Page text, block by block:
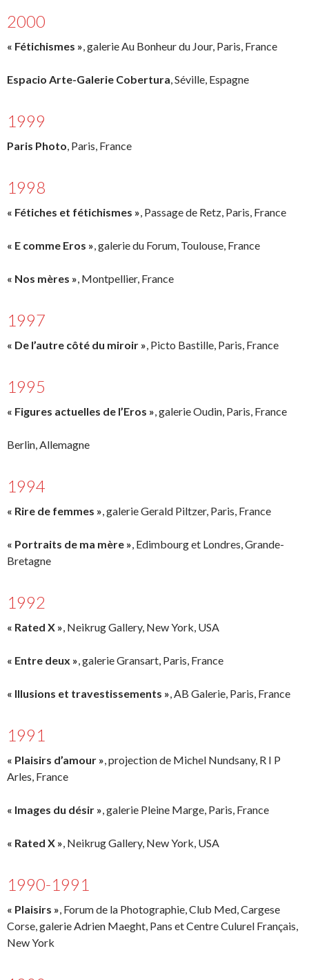
2000
« Fétichismes », galerie Au Bonheur du Jour, Paris, France
Espacio Arte-Galerie Cobertura, Séville, Espagne
1999
Paris Photo, Paris, France
1998
« Fétiches et fétichismes », Passage de Retz, Paris, France
« E comme Eros », galerie du Forum, Toulouse, France
« Nos mères », Montpellier, France
1997
« De l’autre côté du miroir », Picto Bastille, Paris, France
1995
« Figures actuelles de l’Eros », galerie Oudin, Paris, France
Berlin, Allemagne
1994
« Rire de femmes », galerie Gerald Piltzer, Paris, France
« Portraits de ma mère », Edimbourg et Londres, Grande-
Bretagne
1992
« Rated X », Neikrug Gallery, New York, USA
« Entre deux », galerie Gransart, Paris, France
« Illusions et travestissements », AB Galerie, Paris, France
1991
« Plaisirs d’amour », projection de Michel Nundsany, R I P
Arles, France
« Images du désir », galerie Pleine Marge, Paris, France
« Rated X », Neikrug Gallery, New York, USA
1990-1991
« Plaisirs », Forum de la Photographie, Club Med, Cargese
Corse, galerie Adrien Maeght, Pans et Centre Culurel Français,
New York